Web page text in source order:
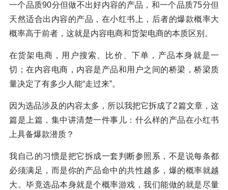
一个品质90分但做不出好内容的产品，和一个品质75分但
天然适合出内容的产品，在小红书上，后者的爆款概率大
概率高于前者，这就是内容电商和货架电商的本质区别。
在货架电商，用户搜索、比价、下单，产品本身就是一
切；在内容电商，内容是产品和用户之间的桥梁，桥梁质
量决定了有多少人能“走过来”。
因为选品涉及的内容太多，所以我把它拆成了2篇文章，这
篇是上篇，集中讲清楚一件事儿：什么样的产品在小红书
上具备爆款潜质？
我自己的习惯是把它拆成一套判断参照系，不是说每条都
必须满足，而是你的产品命中的共性越多，爆的概率就越
大。毕竟选品本身就是个概率游戏，我们能做的就是尽量